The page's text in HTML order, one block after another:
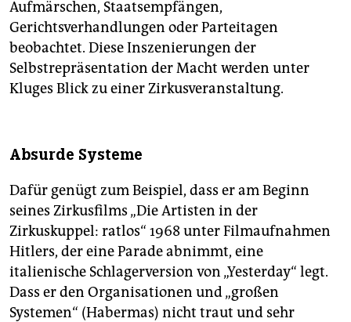
Aufmärschen, Staatsempfängen,
Gerichtsverhandlungen oder Parteitagen
beobachtet. Diese Inszenierungen der
Selbstrepräsentation der Macht werden unter
Kluges Blick zu einer Zirkusveranstaltung.
Absurde Systeme
Dafür genügt zum Beispiel, dass er am Beginn
seines Zirkusfilms „Die Artisten in der
Zirkuskuppel: ratlos“ 1968 unter Filmaufnahmen
Hitlers, der eine Parade abnimmt, eine
italienische Schlagerversion von „Yesterday“ legt.
Dass er den Organisationen und „großen
Systemen“ (Habermas) nicht traut und sehr